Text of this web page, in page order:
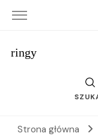
ringy
Strona główna